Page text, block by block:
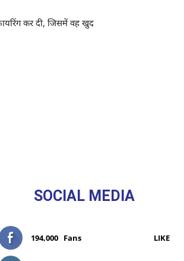
कर दी, जिसमें वह खुद
SOCIAL MEDIA
194,000 Fans LIKE